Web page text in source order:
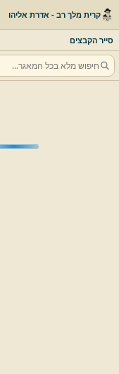
קרית מלך רב - אדרת אליהו
סייר הקבצים